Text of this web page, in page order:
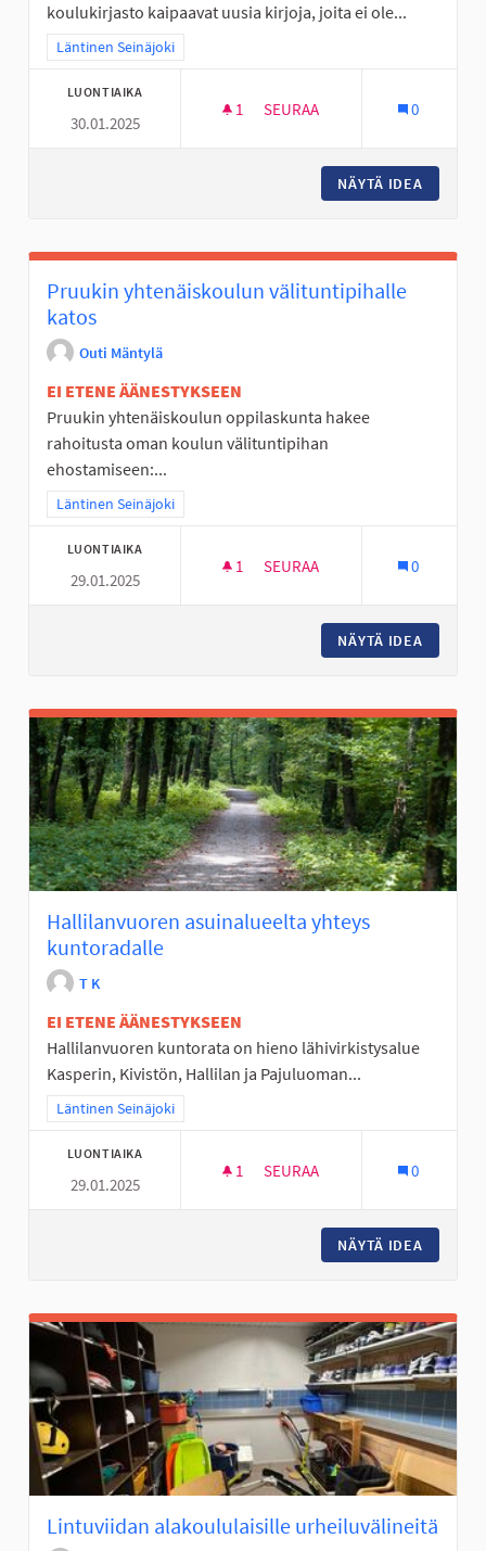
koulukirjasto kaipaavat uusia kirjoja, joita ei ole...
Rajaa tulokset teeman mukaan: Läntinen Seinäjoki
Läntinen Seinäjoki
LUONTIAIKA
30.01.2025
1 1 SEURAAJA
SEURAA 0
NÄYTÄ IDEA
Pruukin yhtenäiskoulun välituntipihalle
katos
Outi Mäntylä
EI ETENE ÄÄNESTYKSEEN
Pruukin yhtenäiskoulun oppilaskunta hakee
rahoitusta oman koulun välituntipihan
ehostamiseen:...
Rajaa tulokset teeman mukaan: Läntinen Seinäjoki
Läntinen Seinäjoki
LUONTIAIKA
29.01.2025
1 1 SEURAAJA
SEURAA 0
NÄYTÄ IDEA
Hallilanvuoren asuinalueelta yhteys
kuntoradalle
T K
EI ETENE ÄÄNESTYKSEEN
Hallilanvuoren kuntorata on hieno lähivirkistysalue
Kasperin, Kivistön, Hallilan ja Pajuluoman...
Rajaa tulokset teeman mukaan: Läntinen Seinäjoki
Läntinen Seinäjoki
LUONTIAIKA
29.01.2025
1 1 SEURAAJA
SEURAA 0
NÄYTÄ IDEA
Lintuviidan alakoululaisille urheiluvälineitä